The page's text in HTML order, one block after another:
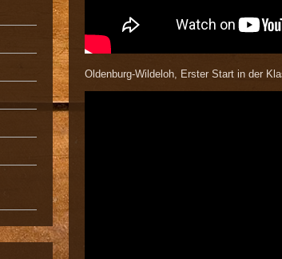
Oldenburg-Wildeloh, Erster Start in der